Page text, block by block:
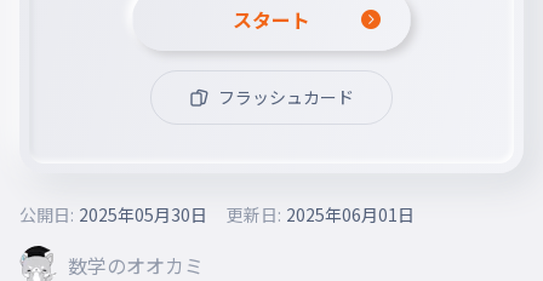
スタート
フラッシュカード
数学のオオカミ
公開日: 2025年05月30日 更新日: 2025年06月01日